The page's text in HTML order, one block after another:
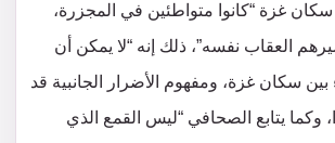
سكان غزة “كانوا متواطئين في المجزرة،
العقاب نفسه”، ذلك إنه “لا يمكن أن
بين سكان غزة، ومفهوم الأضرار الجانبية قد
وكما يتابع الصحافي “ليس القمع الذي